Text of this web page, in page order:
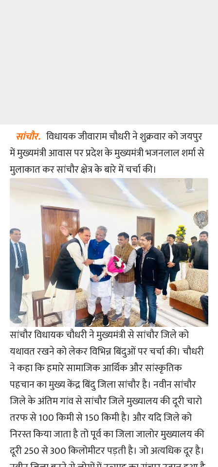
सांचौर. विधायक जीवाराम चौधरी ने शुक्रवार को जयपुर
में मुख्यमंत्री आवास पर प्रदेश के मुख्यमंत्री भजनलाल शर्मा से
मुलाकात कर सांचौर क्षेत्र के बारे में चर्चा की।
सांचौर विधायक चौधरी ने मुख्यमंत्री से सांचौर जिले को
यथावत रखने को लेकर विभिन्न बिंदुओं पर चर्चा की। चौधरी
ने कहा कि हमारे सामाजिक आर्थिक और सांस्कृतिक
पहचान का मुख्य केंद्र बिंदु जिला सांचौर है। नवीन सांचौर
जिले के अंतिम गांव से सांचौर जिले मुख्यालय की दूरी चारो
तरफ से 100 किमी से 150 किमी है। और यदि जिले को
निरस्त किया जाता है तो पूर्व का जिला जालोर मुख्यालय की
दूरी 250 से 300 किलोमीटर पड़ती है। जो अत्यधिक दूर है।